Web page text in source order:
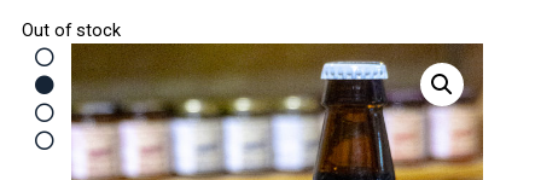
Out of stock